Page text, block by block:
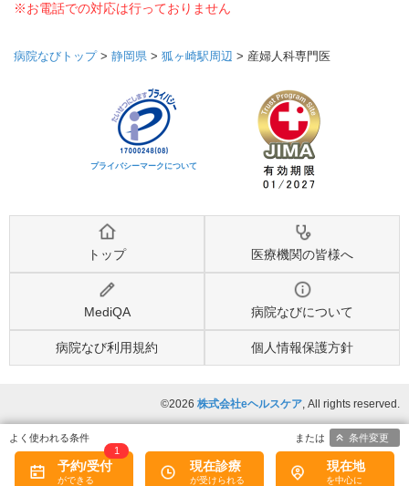
※お電話での対応は行っておりません
病院なびトップ> 静岡県 > 狐ヶ崎駅周辺 > 産婦人科専門医
プライバシーマークについて
トップ 医療機関の皆様へ
MediQA 病院なびについて
病院なび利用規約 個人情報保護方針
©2026 株式会社eヘルスケア, All rights reserved.
予約/受付
1
現在診療 現在地
条件変更